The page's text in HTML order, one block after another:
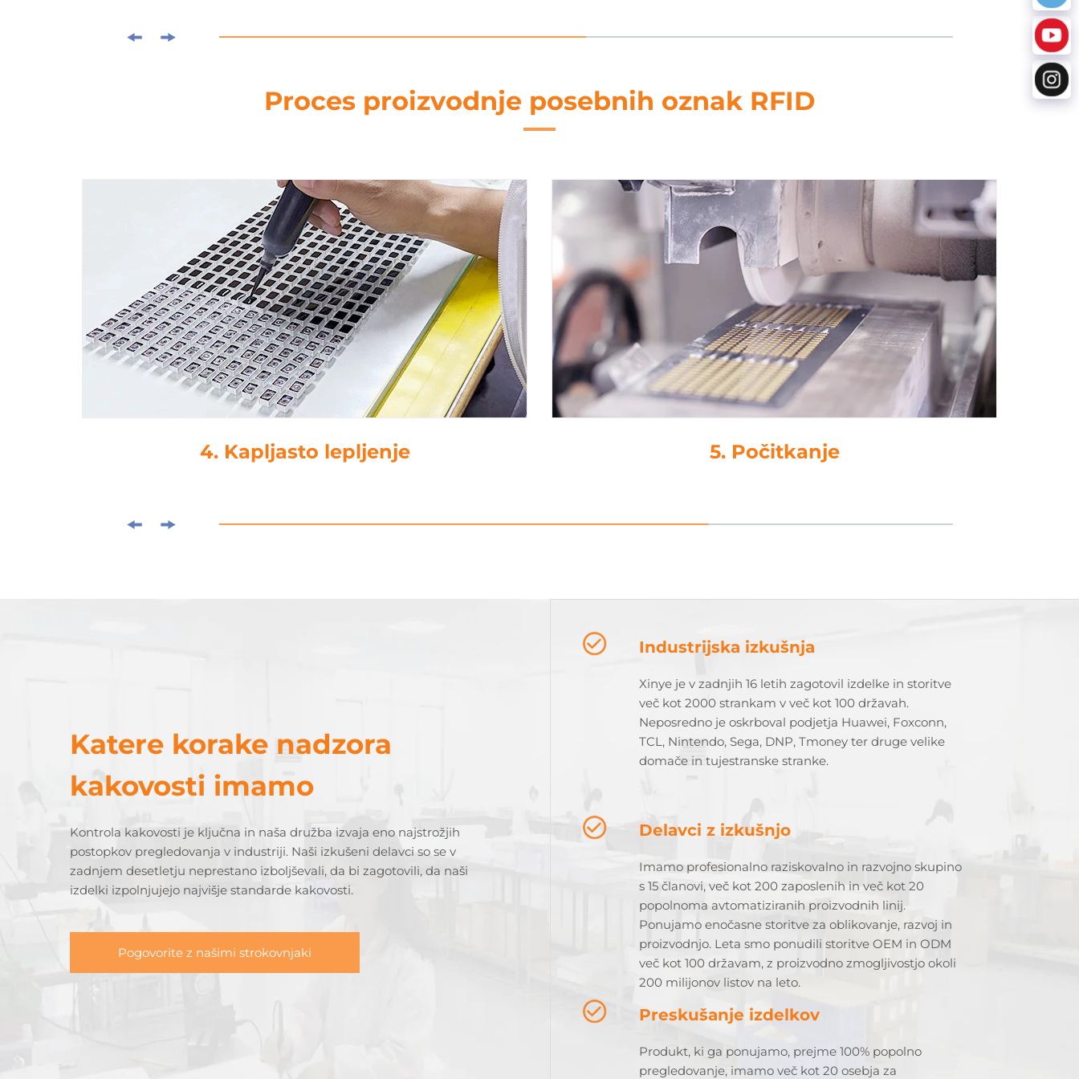
Proces proizvodnje posebnih oznak RFID
4. Kapljasto lepljenje 5. Počitkanje
Katere korake nadzora
kakovosti imamo
Kontrola kakovosti je ključna in naša družba izvaja eno najstrožjih
postopkov pregledovanja v industriji. Naši izkušeni delavci so se v
zadnjem desetletju neprestano izboljševali, da bi zagotovili, da naši
izdelki izpolnjujejo najvišje standarde kakovosti.
Pogovorite z našimi strokovnjaki
Industrijska izkušnja
Xinye je v zadnjih 16 letih zagotovil izdelke in storitve
več kot 2000 strankam v več kot 100 državah.
Neposredno je oskrboval podjetja Huawei, Foxconn,
TCL, Nintendo, Sega, DNP, Tmoney ter druge velike
domače in tujestranske stranke.
Delavci z izkušnjo
Imamo profesionalno raziskovalno in razvojno skupino
s 15 članovi, več kot 200 zaposlenih in več kot 20
popolnoma avtomatiziranih proizvodnih linij.
Ponujamo enočasne storitve za oblikovanje, razvoj in
proizvodnjo. Leta smo ponudili storitve OEM in ODM
več kot 100 državam, z proizvodno zmogljivostjo okoli
200 milijonov listov na leto.
Preskušanje izdelkov
Produkt, ki ga ponujamo, prejme 100% popolno
pregledovanje, imamo več kot 20 osebja za